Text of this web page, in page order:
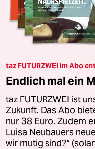
taz FUTURZWEI im Abo
Endlich mal ein
taz FUTURZWEI ist
Zukunft. Das Abo
nur 38 Euro. Zudem
Luisa Neubauers
wir mutig sind?“